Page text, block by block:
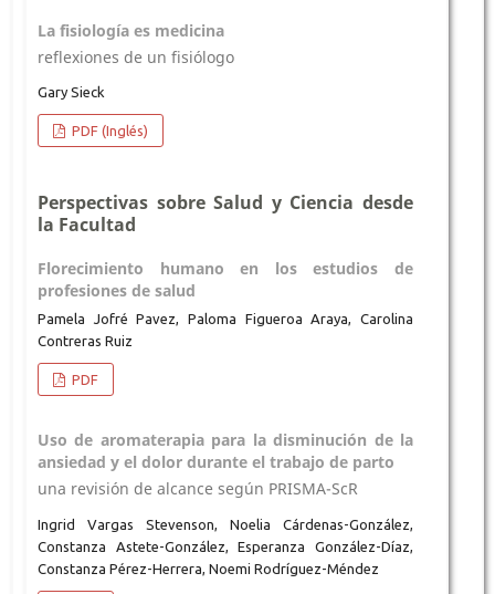
La fisiología es medicina
reflexiones de un fisiólogo
Gary Sieck
PDF (Inglés)
Perspectivas sobre Salud y Ciencia desde
la Facultad
Florecimiento humano en los estudios de
profesiones de salud
Pamela Jofré Pavez, Paloma Figueroa Araya, Carolina
Contreras Ruiz
PDF
Uso de aromaterapia para la disminución de la
ansiedad y el dolor durante el trabajo de parto
una revisión de alcance según PRISMA-ScR
Ingrid Vargas Stevenson, Noelia Cárdenas-González,
Constanza Astete-González, Esperanza González-Díaz,
Constanza Pérez-Herrera, Noemi Rodríguez-Méndez